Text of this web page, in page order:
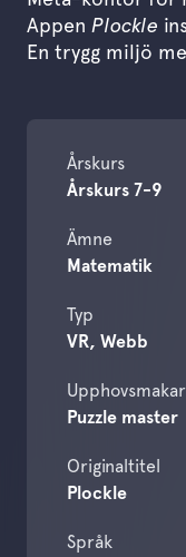
Appen Plockle
En trygg miljö
Årskurs
Årskurs 7-9
Ämne
Matematik
Typ
VR, Webb
Puzzle master
Originaltitel
Plockle
Språk